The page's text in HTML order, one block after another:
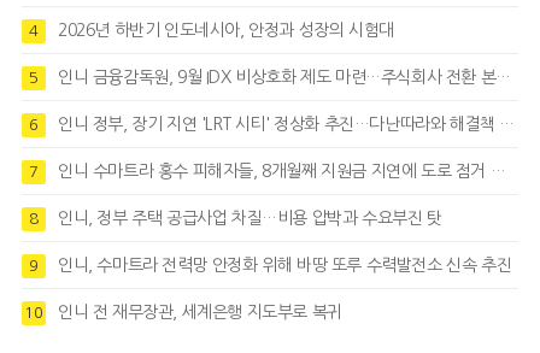
4 2026년 하반기 인도네시아, 안정과 성장의 시험대
5 인니 금융감독원, 9월 IDX 비상호화 제도 마련…주식회사 전환 본격화
6 인니 정부, 장기 지연 'LRT 시티' 정상화 추진…다난따라와 해결책 모색
7 인니 수마트라 홍수 피해자들, 8개월째 지원금 지연에 도로 점거 시위
8 인니, 정부 주택 공급사업 차질…비용 압박과 수요부진 탓
9 인니, 수마트라 전력망 안정화 위해 바땅 또루 수력발전소 신속 추진
10 인니 전 재무장관, 세계은행 지도부로 복귀